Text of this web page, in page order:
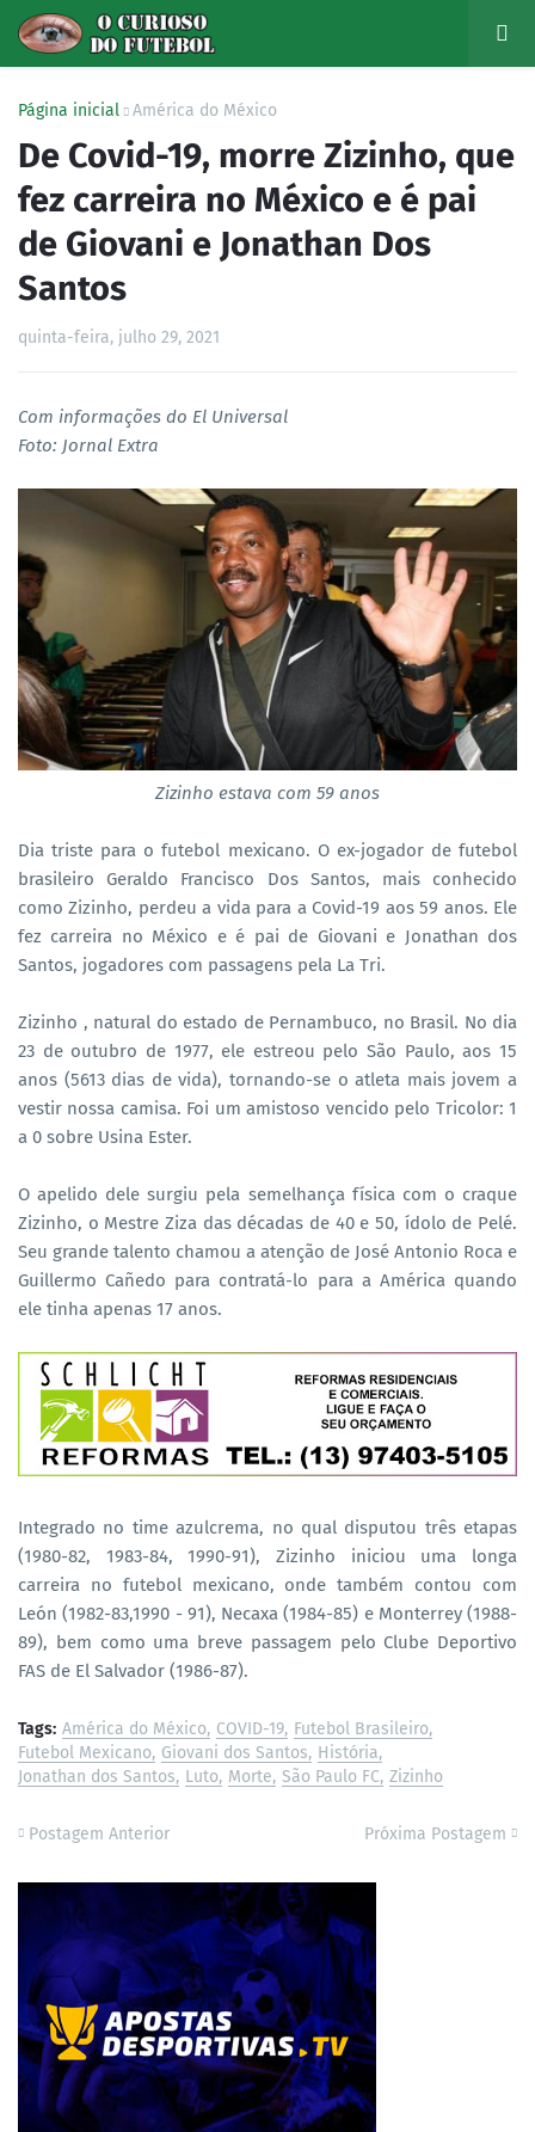
Página inicial América do México
De Covid-19, morre Zizinho, que
fez carreira no México e é pai
de Giovani e Jonathan Dos
Santos
quinta-feira, julho 29, 2021
Com informações do El Universal
Foto: Jornal Extra
Zizinho estava com 59 anos
Dia triste para o futebol mexicano. O ex-jogador de futebol
brasileiro Geraldo Francisco Dos Santos, mais conhecido
como Zizinho, perdeu a vida para a Covid-19 aos 59 anos. Ele
fez carreira no México e é pai de Giovani e Jonathan dos
Santos, jogadores com passagens pela La Tri.
Zizinho , natural do estado de Pernambuco, no Brasil. No dia
23 de outubro de 1977, ele estreou pelo São Paulo, aos 15
anos (5613 dias de vida), tornando-se o atleta mais jovem a
vestir nossa camisa. Foi um amistoso vencido pelo Tricolor: 1
a 0 sobre Usina Ester.
O apelido dele surgiu pela semelhança física com o craque
Zizinho, o Mestre Ziza das décadas de 40 e 50, ídolo de Pelé.
Seu grande talento chamou a atenção de José Antonio Roca e
Guillermo Cañedo para contratá-lo para a América quando
ele tinha apenas 17 anos.
Integrado no time azulcrema, no qual disputou três etapas
(1980-82, 1983-84, 1990-91), Zizinho iniciou uma longa
carreira no futebol mexicano, onde também contou com
León (1982-83,1990 - 91), Necaxa (1984-85) e Monterrey (1988-
89), bem como uma breve passagem pelo Clube Deportivo
FAS de El Salvador (1986-87).
Tags: América do México COVID-19 Futebol Brasileiro
Futebol Mexicano Giovani dos Santos História
Jonathan dos Santos Luto Morte São Paulo FC Zizinho
Postagem Anterior Próxima Postagem